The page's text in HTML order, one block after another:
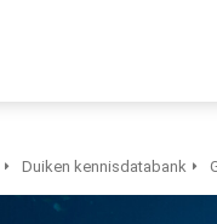
Duiken kennisdatabank